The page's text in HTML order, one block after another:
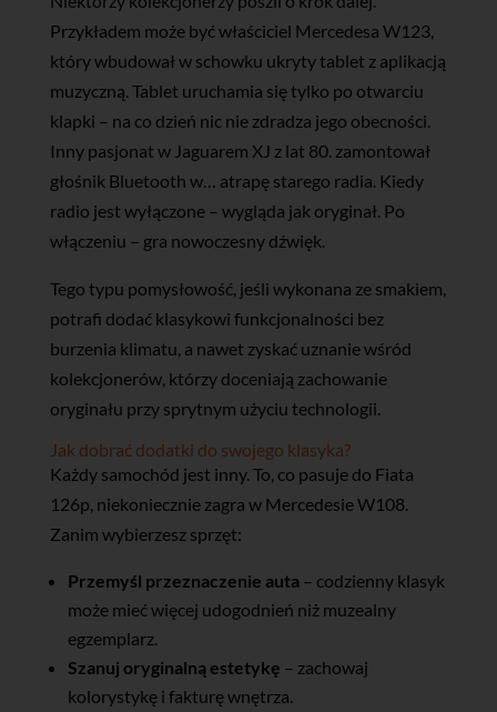
Przykładem może być właściciel Mercedesa W123,
który wbudował w schowku ukryty tablet z aplikacją
muzyczną. Tablet uruchamia się tylko po otwarciu
klapki – na co dzień nic nie zdradza jego obecności.
Inny pasjonat w Jaguarem XJ z lat 80. zamontował
głośnik Bluetooth w… atrapę starego radia. Kiedy
radio jest wyłączone – wygląda jak oryginał. Po
włączeniu – gra nowoczesny dźwięk.
Tego typu pomysłowość, jeśli wykonana ze smakiem,
potrafi dodać klasykowi funkcjonalności bez
burzenia klimatu, a nawet zyskać uznanie wśród
kolekcjonerów, którzy doceniają zachowanie
oryginału przy sprytnym użyciu technologii.
Jak dobrać dodatki do swojego klasyka?
Każdy samochód jest inny. To, co pasuje do Fiata
126p, niekoniecznie zagra w Mercedesie W108.
Zanim wybierzesz sprzęt:
Przemyśl przeznaczenie auta– codzienny klasyk
może mieć więcej udogodnień niż muzealny
egzemplarz.
Szanuj oryginalną estetykę – zachowaj
kolorystykę i fakturę wnętrza.